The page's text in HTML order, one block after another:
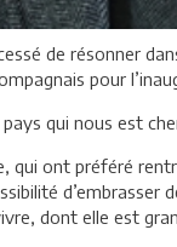
de résonner
pour
qui nous est
ont préféré
d’embrasser
dont elle est